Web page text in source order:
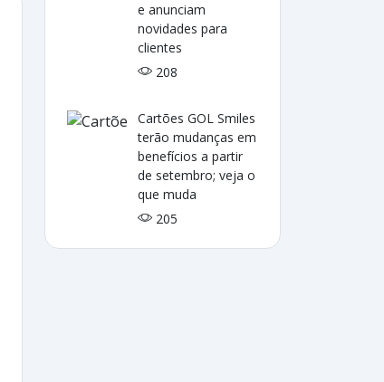
e anunciam
novidades para
clientes
208
Cartões GOL Smiles
terão mudanças em
benefícios a partir
de setembro; veja o
que muda
205